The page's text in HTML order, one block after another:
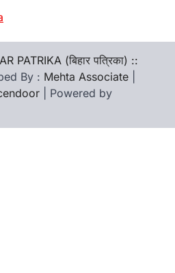
PATRIKA (बिहार पत्रिका) ::
By : Mehta Associate
| Powered by